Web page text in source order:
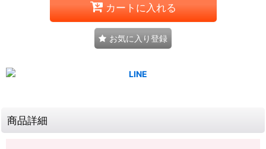
カートに入れる
お気に入り登録
商品詳細